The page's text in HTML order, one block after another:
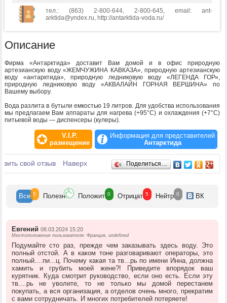
тел.: (863) 2-800-644, 2-800-645, email: ant-
arktida@yndex.ru, http://antarktida-voda.ru/
Описание
Фирма «Антарктида» доставит Вам домой и в офис природную
артезианскую воду «ЖЕМЧУЖИНА КАВКАЗА», природную артезианскую
воду «антарктида», природную ледниковую воду «ЛЕГЕНДА ГОР»,
природную ледниковую воду «АКВАЛАЙН ГОРНАЯ ВЕРШИНА» по
Вашему выбору.
Вода разлита в бутыли емкостью 19 литров. Для удобства использования
мы предлагаем Вам аппараты для нагрева (+95°С) и охлаждения (+7°C)
питьевой воды — диспенсеры (кулеры).
V.I.P.
размещение
Информация для представителей
Антарктида
Отзывы
свой отзыв Наверх Поделиться…
Все 5 Полезн Положит 0 Отрицат 5 Нейтр 0 ВК
Евгений 08.03.2024 15:20
Местоположение пользователя: Франция, undefined
Подумайте сто раз, прежде чем заказывать здесь воду. Это
полный отстой. А в каком тоне разговаривают операторы, это
полный....пи...ц. Почему какая та тв...рь по имени Инна, должна
хамить и грубить моей жене?! Приведите впорядок ваш
курятник. Куда смотрит руководство, если оно есть. Если эту
тв....рь не уволите, то не только мы домой перестанем
покупать, а вся организация, а отделов очень много, прекратим
с вами сотрудничать. И многих потребителей потеряете!